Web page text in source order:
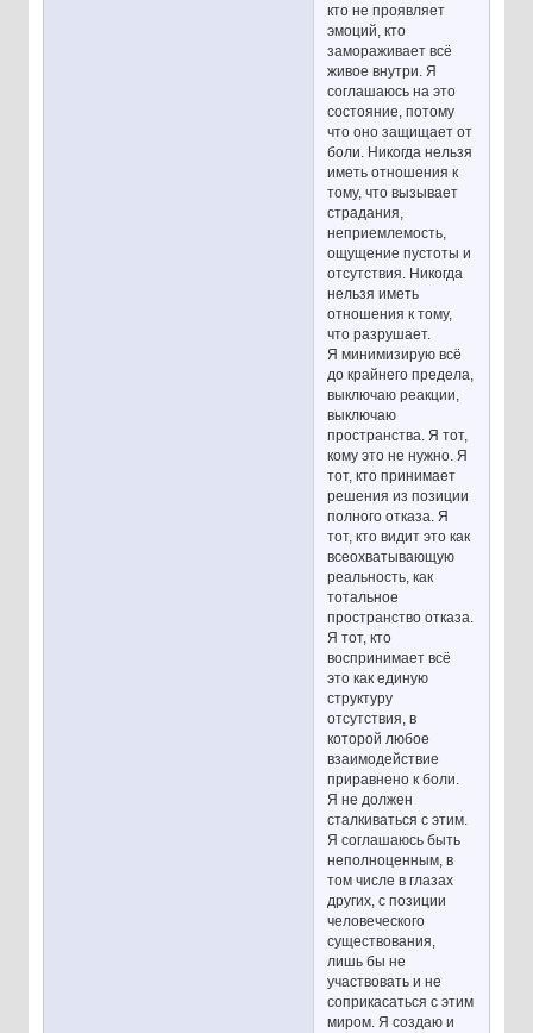
кто не проявляет
эмоций, кто
замораживает всё
живое внутри. Я
соглашаюсь на это
состояние, потому
что оно защищает от
боли. Никогда нельзя
иметь отношения к
тому, что вызывает
страдания,
неприемлемость,
ощущение пустоты и
отсутствия. Никогда
нельзя иметь
отношения к тому,
что разрушает.
Я минимизирую всё
до крайнего предела,
выключаю реакции,
выключаю
пространства. Я тот,
кому это не нужно. Я
тот, кто принимает
решения из позиции
полного отказа. Я
тот, кто видит это как
всеохватывающую
реальность, как
тотальное
пространство отказа.
Я тот, кто
воспринимает всё
это как единую
структуру
отсутствия, в
которой любое
взаимодействие
приравнено к боли.
Я не должен
сталкиваться с этим.
Я соглашаюсь быть
неполноценным, в
том числе в глазах
других, с позиции
человеческого
существования,
лишь бы не
участвовать и не
соприкасаться с этим
миром. Я создаю и